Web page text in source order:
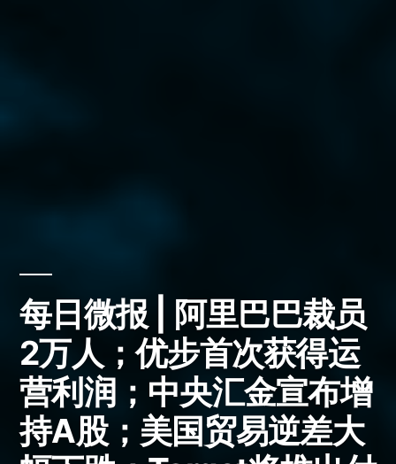
每日微报 | 阿里巴巴裁员
2万人；优步首次获得运
营利润；中央汇金宣布增
持A股；美国贸易逆差大